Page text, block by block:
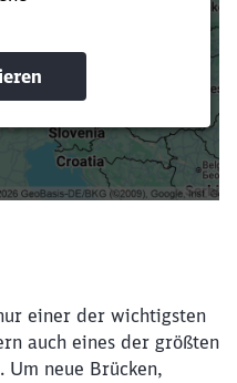
du Suchbegriffe
eingeben
einer der wichtigsten
auch eines der größten
Um neue Brücken,